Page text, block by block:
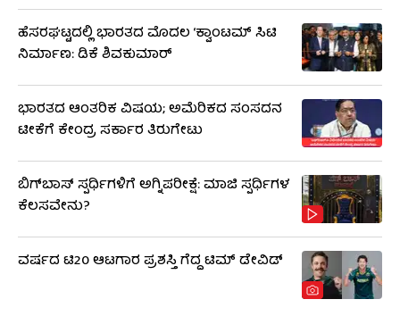
ಹೆಸರಘಟ್ಟದಲ್ಲಿ ಭಾರತದ ಮೊದಲ ‘ಕ್ವಾಂಟಮ್ ಸಿಟಿ
ನಿರ್ಮಾಣ: ಡಿಕೆ ಶಿವಕುಮಾರ್
ಭಾರತದ ಆಂತರಿಕ ವಿಷಯ; ಅಮೆರಿಕದ ಸಂಸದನ
ಟೀಕೆಗೆ ಕೇಂದ್ರ ಸರ್ಕಾರ ತಿರುಗೇಟು
ಬಿಗ್​​ಬಾಸ್​ ಸ್ಪರ್ಧಿಗಳಿಗೆ ಅಗ್ನಿಪರೀಕ್ಷೆ: ಮಾಜಿ ​​ಸ್ಪರ್ಧಿಗಳ
ಕೆಲಸವೇನು?
ವರ್ಷದ ಟಿ20 ಆಟಗಾರ ಪ್ರಶಸ್ತಿ ಗೆದ್ದ ಟಿಮ್ ಡೇವಿಡ್